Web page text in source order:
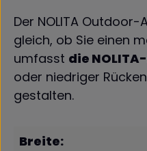
Der NOLITA Outdoor-
gleich, ob Sie einen
umfasst die NOLITA
oder niedriger
gestalten.
Breite: